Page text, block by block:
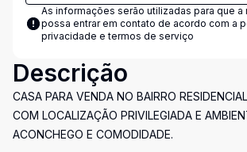
As informações serão utilizadas para que a
possa entrar em contato de acordo com a
privacidade e termos de serviço
Descrição
CASA PARA VENDA NO BAIRRO
COM LOCALIZAÇÃO PRIVILEGIADA E
ACONCHEGO E COMODIDADE.